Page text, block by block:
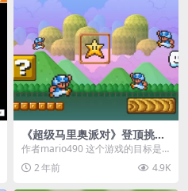
《超级马里奥派对》登顶挑战
赛！
作者mario490 这个游戏的目标是
比任何人都更快到达塔的顶端！ 如
果没有人在...
2 年前 4.9K